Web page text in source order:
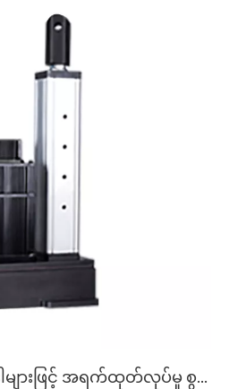
FDRA လျှပ်စစ်ဆလင်ဒါများဖြင့် အရက်ထုတ်လုပ်မှု စွမ်းဆောင်ရည်ကို မြှင့်တင်ခြင်း။